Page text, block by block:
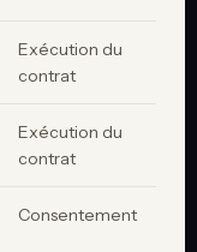
Exécution du
contrat
Exécution du
contrat
Consentement